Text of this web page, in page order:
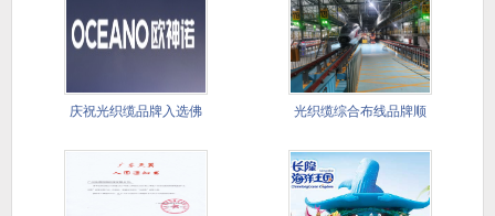
庆祝光织缆品牌入选佛 光织缆综合布线品牌顺